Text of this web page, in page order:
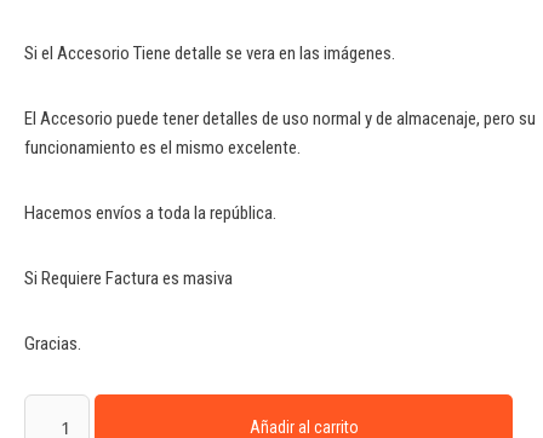
Si el Accesorio Tiene detalle se vera en las imágenes.
El Accesorio puede tener detalles de uso normal y de almacenaje, pero su
funcionamiento es el mismo excelente.
Hacemos envíos a toda la república.
Si Requiere Factura es masiva
Gracias.
Añadir al carrito